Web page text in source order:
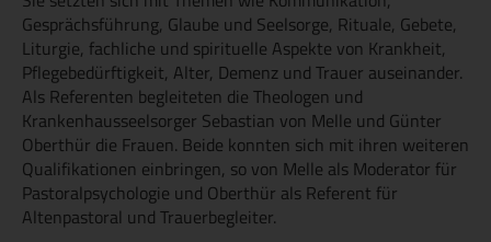
Gesprächsführung, Glaube und Seelsorge, Rituale, Gebete,
Liturgie, fachliche und spirituelle Aspekte von Krankheit,
Pflegebedürftigkeit, Alter, Demenz und Trauer auseinander.
Als Referenten begleiteten die Theologen und
Krankenhausseelsorger Sebastian von Melle und Günter
Oberthür die Frauen. Beide konnten sich mit ihren weiteren
Qualifikationen einbringen, so von Melle als Moderator für
Pastoralpsychologie und Oberthür als Referent für
Altenpastoral und Trauerbegleiter.